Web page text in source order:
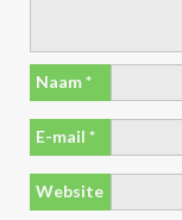
Naam*
E-mail *
Website